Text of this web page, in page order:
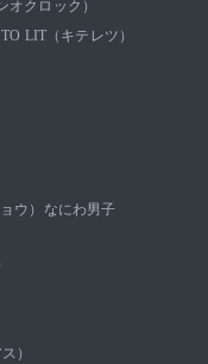
オクロック）
LIT（キテレツ）
ウ）
なにわ男子
）